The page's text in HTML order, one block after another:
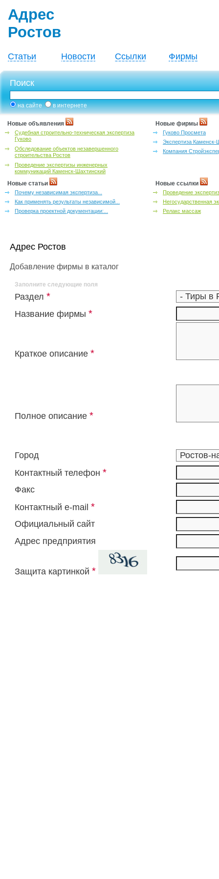
Адрес
Ростов
Статьи Новости Ссылки Фирмы
Поиск
на сайте в интернете
Новые объявления
Судебная строительно-техническая экспертиза
Гуково
Обследование объектов незавершенного
строительства Ростов
Проведение экспертизы инженерных
коммуникаций Каменск-Шахтинский
Новые фирмы
Гуково Просмета
Экспертиза Каменск-
Компания
Новые статьи
Почему независимая экспертиза...
Как применять результаты независимой...
Проверка проектной документации:...
Новые ссылки
Проведение
Негосударственная
Релакс массаж
Адрес Ростов
Добавление фирмы в каталог
Заполните следующие поля
Раздел *
Название фирмы *
Краткое описание *
Полное описание *
Город
Контактный телефон *
Факс
Контактный e-mail *
Официальный сайт
Адрес предприятия
Защита картинкой *